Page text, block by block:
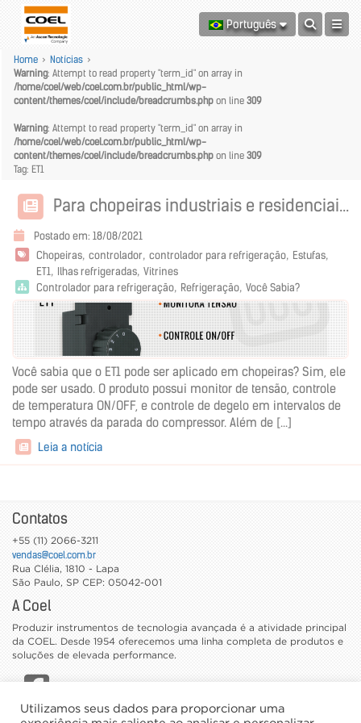
Português
Home > Notícias >
Warning: Attempt to read property "term_id" on array in
/home/coel/web/coel.com.br/public_html/wp-
content/themes/coel/include/breadcrumbs.php on line 309
Warning: Attempt to read property "term_id" on array in
/home/coel/web/coel.com.br/public_html/wp-
content/themes/coel/include/breadcrumbs.php on line 309
Tag: ET1
Para chopeiras industriais e residenciais, controlador para refrigeração ET1
Postado em: 18/08/2021
Chopeiras controlador controlador para refrigeração Estufas
ET1 Ilhas refrigeradas Vitrines
Controlador para refrigeração Refrigeração Você Sabia?
Você sabia que o ET1 pode ser aplicado em chopeiras? Sim, ele
pode ser usado. O produto possui monitor de tensão, controle
de temperatura ON/OFF, e controle de degelo em intervalos de
tempo através da parada do compressor. Além de [...]
Leia a notícia
Contatos
+55 (11) 2066-3211
vendas@coel.com.br
Rua Clélia, 1810 - Lapa
São Paulo, SP CEP: 05042-001
A Coel
Produzir instrumentos de tecnologia avançada é a atividade principal
da COEL. Desde 1954 oferecemos uma linha completa de produtos e
soluções de elevada performance.
Utilizamos seus dados para proporcionar uma